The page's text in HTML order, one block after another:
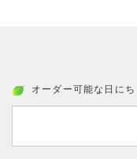
オーダー可能な日にち